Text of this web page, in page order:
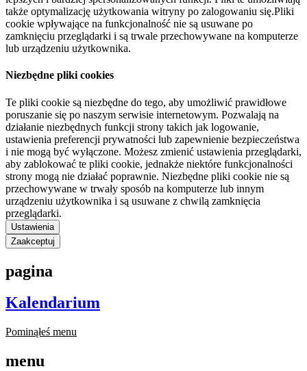
także optymalizację użytkowania witryny po zalogowaniu się.Pliki
cookie wpływające na funkcjonalność nie są usuwane po
zamknięciu przeglądarki i są trwale przechowywane na komputerze
lub urządzeniu użytkownika.
Niezbędne pliki cookies
Te pliki cookie są niezbędne do tego, aby umożliwić prawidłowe
poruszanie się po naszym serwisie internetowym. Pozwalają na
działanie niezbędnych funkcji strony takich jak logowanie,
ustawienia preferencji prywatności lub zapewnienie bezpieczeństwa
i nie mogą być wyłączone. Możesz zmienić ustawienia przeglądarki,
aby zablokować te pliki cookie, jednakże niektóre funkcjonalności
strony mogą nie działać poprawnie. Niezbędne pliki cookie nie są
przechowywane w trwały sposób na komputerze lub innym
urządzeniu użytkownika i są usuwane z chwilą zamknięcia
przeglądarki.
Ustawienia
Zaakceptuj
pagina
Kalendarium
Pominąłeś menu
menu